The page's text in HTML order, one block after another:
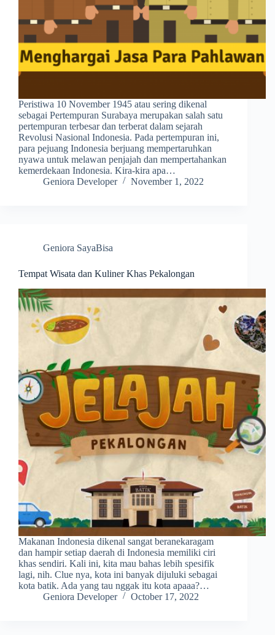
Peristiwa 10 November 1945 atau sering dikenal
sebagai Pertempuran Surabaya merupakan salah satu
pertempuran terbesar dan terberat dalam sejarah
Revolusi Nasional Indonesia. Pada pertempuran ini,
para pejuang Indonesia berjuang mempertaruhkan
nyawa untuk melawan penjajah dan mempertahankan
kemerdekaan Indonesia. Kira-kira apa…
Geniora Developer
November 1, 2022
Geniora SayaBisa
Tempat Wisata dan Kuliner Khas Pekalongan
Makanan Indonesia dikenal sangat beranekaragam
dan hampir setiap daerah di Indonesia memiliki ciri
khas sendiri. Kali ini, kita mau bahas lebih spesifik
lagi, nih. Clue nya, kota ini banyak dijuluki sebagai
kota batik. Ada yang tau nggak itu kota apaaa?…
Geniora Developer
October 17, 2022